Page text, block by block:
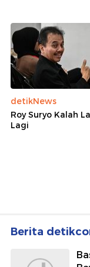
detikNews
Roy Suryo Kalah
Lagi
Berita